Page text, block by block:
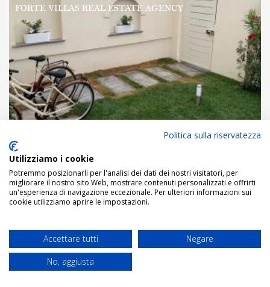
Politica sulla riservatezza
Utilizziamo i cookie
Potremmo posizionarli per l'analisi dei dati dei nostri visitatori, per
migliorare il nostro sito Web, mostrare contenuti personalizzati e offrirti
un'esperienza di navigazione eccezionale. Per ulteriori informazioni sui
cookie utilizziamo aprire le impostazioni.
Accettare tutti
Negare
No, aggiusta